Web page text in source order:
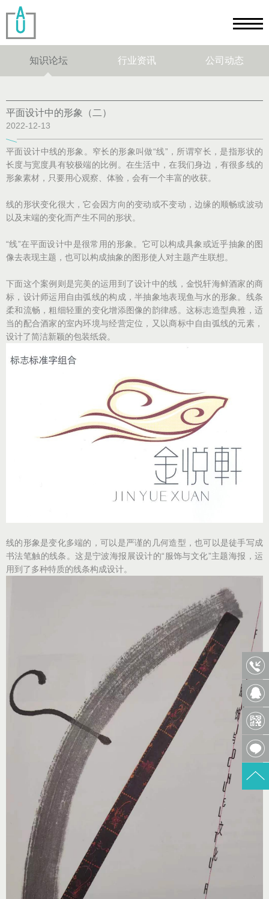
知识论坛 行业资讯 公司动态
平面设计中的形象（二）
2022-12-13
平面设计中线的形象。窄长的形象叫做“线”，所谓窄长，是指形状的
长度与宽度具有较极端的比例。在生活中，在我们身边，有很多线的
形象素材，只要用心观察、体验，会有一个丰富的收获。
线的形状变化很大，它会因方向的变动或不变动，边缘的顺畅或波动
以及末端的变化而产生不同的形状。
“线”在平面设计中是很常用的形象。它可以构成具象或近乎抽象的图
像去表现主题，也可以构成抽象的图形使人对主题产生联想。
下面这个案例则是完美的运用到了设计中的线，金悦轩海鲜酒家的商
标，设计师运用自由弧线的构成，半抽象地表现鱼与水的形象。线条
柔和流畅，粗细轻重的变化增添图像的韵律感。这标志造型典雅，适
当的配合酒家的室内环境与经营定位，又以商标中自由弧线的元素，
设计了简洁新颖的包装纸袋。
线的形象是变化多端的，可以是严谨的几何造型，也可以是徒手写成
书法笔触的线条。这是宁波海报展设计的“服饰与文化”主题海报，运
用到了多种特质的线条构成设计。